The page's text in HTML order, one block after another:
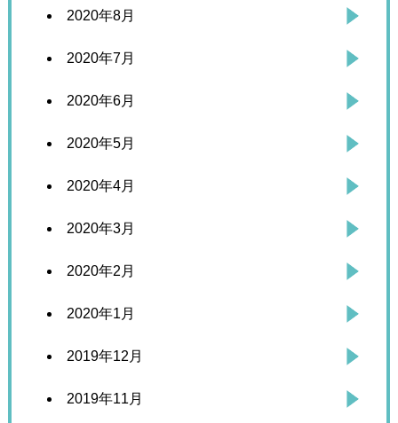
2020年8月
2020年7月
2020年6月
2020年5月
2020年4月
2020年3月
2020年2月
2020年1月
2019年12月
2019年11月